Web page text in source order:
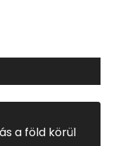
a föld körül